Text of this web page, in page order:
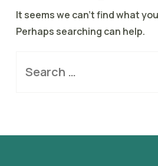
It seems we can’t find what
Perhaps searching can help.